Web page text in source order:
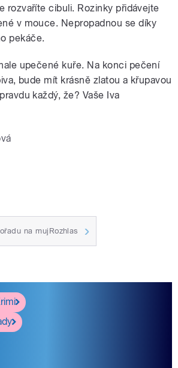
rozvaříte cibuli. Rozinky přidávejte
v mouce. Nepropadnou se díky
pekáče.
upečené kuře. Na konci pečení
bude mít krásně zlatou a křupavou
každý, že? Vaše Iva
na mujRozhlas